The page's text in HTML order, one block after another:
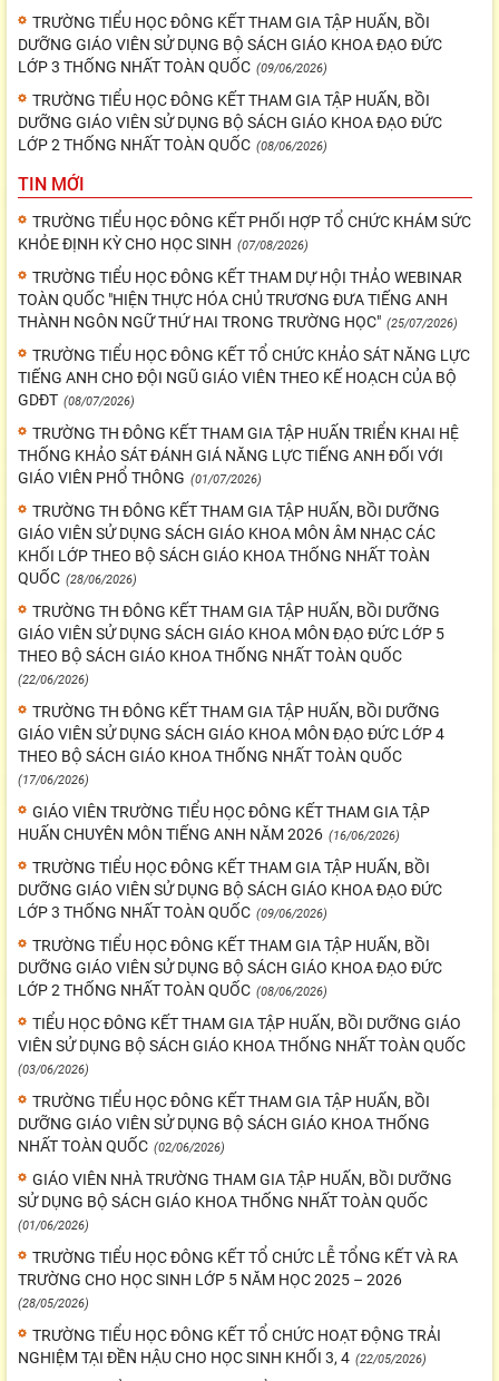
TRƯỜNG TIỂU HỌC ĐÔNG KẾT THAM GIA TẬP HUẤN, BỒI
DƯỠNG GIÁO VIÊN SỬ DỤNG BỘ SÁCH GIÁO KHOA ĐẠO ĐỨC
LỚP 3 THỐNG NHẤT TOÀN QUỐC (09/06/2026)
TRƯỜNG TIỂU HỌC ĐÔNG KẾT THAM GIA TẬP HUẤN, BỒI
DƯỠNG GIÁO VIÊN SỬ DỤNG BỘ SÁCH GIÁO KHOA ĐẠO ĐỨC
LỚP 2 THỐNG NHẤT TOÀN QUỐC (08/06/2026)
TIN MỚI
TRƯỜNG TIỂU HỌC ĐÔNG KẾT PHỐI HỢP TỔ CHỨC KHÁM SỨC
KHỎE ĐỊNH KỲ CHO HỌC SINH (07/08/2026)
TRƯỜNG TIỂU HỌC ĐÔNG KẾT THAM DỰ HỘI THẢO WEBINAR
TOÀN QUỐC "HIỆN THỰC HÓA CHỦ TRƯƠNG ĐƯA TIẾNG ANH
THÀNH NGÔN NGỮ THỨ HAI TRONG TRƯỜNG HỌC" (25/07/2026)
TRƯỜNG TIỂU HỌC ĐÔNG KẾT TỔ CHỨC KHẢO SÁT NĂNG LỰC
TIẾNG ANH CHO ĐỘI NGŨ GIÁO VIÊN THEO KẾ HOẠCH CỦA BỘ
GDĐT (08/07/2026)
TRƯỜNG TH ĐÔNG KẾT THAM GIA TẬP HUẤN TRIỂN KHAI HỆ
THỐNG KHẢO SÁT ĐÁNH GIÁ NĂNG LỰC TIẾNG ANH ĐỐI VỚI
GIÁO VIÊN PHỔ THÔNG (01/07/2026)
TRƯỜNG TH ĐÔNG KẾT THAM GIA TẬP HUẤN, BỒI DƯỠNG
GIÁO VIÊN SỬ DỤNG SÁCH GIÁO KHOA MÔN ÂM NHẠC CÁC
KHỐI LỚP THEO BỘ SÁCH GIÁO KHOA THỐNG NHẤT TOÀN
QUỐC (28/06/2026)
TRƯỜNG TH ĐÔNG KẾT THAM GIA TẬP HUẤN, BỒI DƯỠNG
GIÁO VIÊN SỬ DỤNG SÁCH GIÁO KHOA MÔN ĐẠO ĐỨC LỚP 5
THEO BỘ SÁCH GIÁO KHOA THỐNG NHẤT TOÀN QUỐC
(22/06/2026)
TRƯỜNG TH ĐÔNG KẾT THAM GIA TẬP HUẤN, BỒI DƯỠNG
GIÁO VIÊN SỬ DỤNG SÁCH GIÁO KHOA MÔN ĐẠO ĐỨC LỚP 4
THEO BỘ SÁCH GIÁO KHOA THỐNG NHẤT TOÀN QUỐC
(17/06/2026)
GIÁO VIÊN TRƯỜNG TIỂU HỌC ĐÔNG KẾT THAM GIA TẬP
HUẤN CHUYÊN MÔN TIẾNG ANH NĂM 2026 (16/06/2026)
TRƯỜNG TIỂU HỌC ĐÔNG KẾT THAM GIA TẬP HUẤN, BỒI
DƯỠNG GIÁO VIÊN SỬ DỤNG BỘ SÁCH GIÁO KHOA ĐẠO ĐỨC
LỚP 3 THỐNG NHẤT TOÀN QUỐC (09/06/2026)
TRƯỜNG TIỂU HỌC ĐÔNG KẾT THAM GIA TẬP HUẤN, BỒI
DƯỠNG GIÁO VIÊN SỬ DỤNG BỘ SÁCH GIÁO KHOA ĐẠO ĐỨC
LỚP 2 THỐNG NHẤT TOÀN QUỐC (08/06/2026)
TIỂU HỌC ĐÔNG KẾT THAM GIA TẬP HUẤN, BỒI DƯỠNG GIÁO
VIÊN SỬ DỤNG BỘ SÁCH GIÁO KHOA THỐNG NHẤT TOÀN QUỐC
(03/06/2026)
TRƯỜNG TIỂU HỌC ĐÔNG KẾT THAM GIA TẬP HUẤN, BỒI
DƯỠNG GIÁO VIÊN SỬ DỤNG BỘ SÁCH GIÁO KHOA THỐNG
NHẤT TOÀN QUỐC (02/06/2026)
GIÁO VIÊN NHÀ TRƯỜNG THAM GIA TẬP HUẤN, BỒI DƯỠNG
SỬ DỤNG BỘ SÁCH GIÁO KHOA THỐNG NHẤT TOÀN QUỐC
(01/06/2026)
TRƯỜNG TIỂU HỌC ĐÔNG KẾT TỔ CHỨC LỄ TỔNG KẾT VÀ RA
TRƯỜNG CHO HỌC SINH LỚP 5 NĂM HỌC 2025 – 2026
(28/05/2026)
TRƯỜNG TIỂU HỌC ĐÔNG KẾT TỔ CHỨC HOẠT ĐỘNG TRẢI
NGHIỆM TẠI ĐỀN HẬU CHO HỌC SINH KHỐI 3, 4 (22/05/2026)